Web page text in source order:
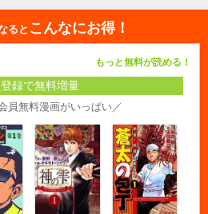
ると こんなにお得！
もっと無料が読める！
録で無料増量
員無料漫画がいっぱい／